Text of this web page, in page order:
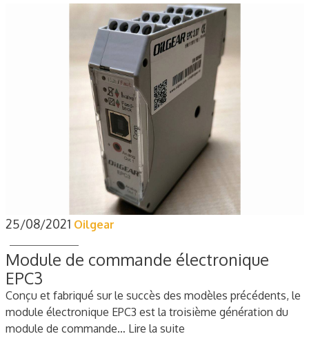
25/08/2021 Oilgear
Module de commande électronique
EPC3
Conçu et fabriqué sur le succès des modèles précédents, le
module électronique EPC3 est la troisième génération du
module de commande… Lire la suite